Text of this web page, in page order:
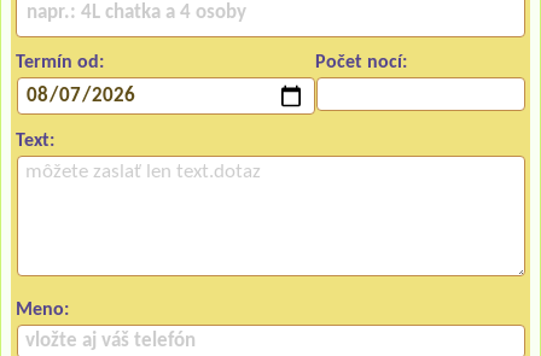
Termín od: Počet nocí:
Text:
Meno: